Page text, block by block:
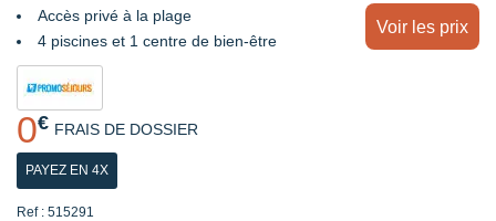
Accès privé à la plage
4 piscines et 1 centre de bien-être
0€ FRAIS DE DOSSIER
PAYEZ EN 4X
Ref : 515291
Voir les prix